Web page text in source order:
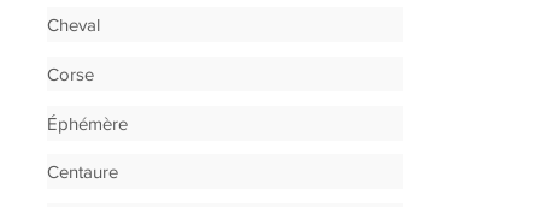
Cheval
Corse
Éphémère
Centaure